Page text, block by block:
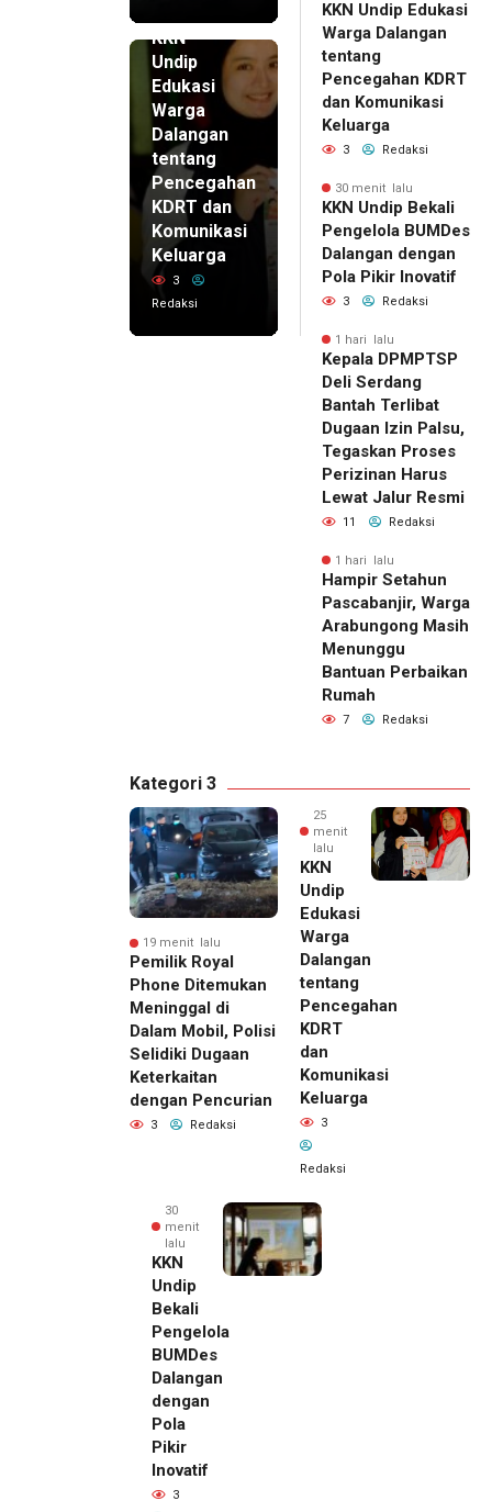
KKN
Undip
Edukasi
Warga
Dalangan
tentang
Pencegahan
KDRT dan
Komunikasi
Keluarga
3
Redaksi
KKN Undip Edukasi
Warga Dalangan
tentang
Pencegahan KDRT
dan Komunikasi
Keluarga
3 Redaksi
30 menit lalu
KKN Undip Bekali
Pengelola BUMDes
Dalangan dengan
Pola Pikir Inovatif
3 Redaksi
1 hari lalu
Kepala DPMPTSP
Deli Serdang
Bantah Terlibat
Dugaan Izin Palsu,
Tegaskan Proses
Perizinan Harus
Lewat Jalur Resmi
11 Redaksi
1 hari lalu
Hampir Setahun
Pascabanjir, Warga
Arabungong Masih
Menunggu
Bantuan Perbaikan
Rumah
7 Redaksi
Kategori 3
19 menit lalu
Pemilik Royal
Phone Ditemukan
Meninggal di
Dalam Mobil, Polisi
Selidiki Dugaan
Keterkaitan
dengan Pencurian
3 Redaksi
25
menit
lalu
KKN
Undip
Edukasi
Warga
Dalangan
tentang
Pencegahan
KDRT
dan
Komunikasi
Keluarga
3
Redaksi
30
menit
lalu
KKN
Undip
Bekali
Pengelola
BUMDes
Dalangan
dengan
Pola
Pikir
Inovatif
3
19 menit
lalu
Pemilik